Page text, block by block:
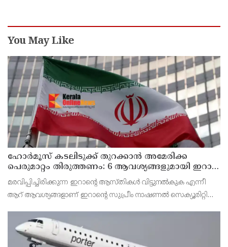
You May Like
ഹോര്‍മൂസ് കടലിടുക്ക് തുറക്കാന്‍ അമേരിക്ക
പെരുമാറ്റം തിരുത്തണം: 6 ആവശ്യങ്ങളുമായി ഇറാന്‍
ദേശീയ സുരക്ഷാ കൗണ്‍സില്‍
മരവിപ്പിച്ചിരിക്കുന്ന ഇറാന്റെ ആസ്തികള്‍ വിട്ടുനല്‍കുക എന്നീ
ആറ് ആവശ്യങ്ങളാണ് ഇറാന്റെ സുപ്രീം നാഷണല്‍ സെക്യൂരിറ്റി